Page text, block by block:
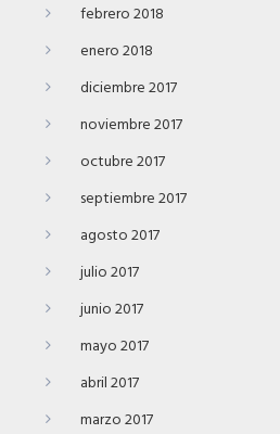
febrero 2018
enero 2018
diciembre 2017
noviembre 2017
octubre 2017
septiembre 2017
agosto 2017
julio 2017
junio 2017
mayo 2017
abril 2017
marzo 2017